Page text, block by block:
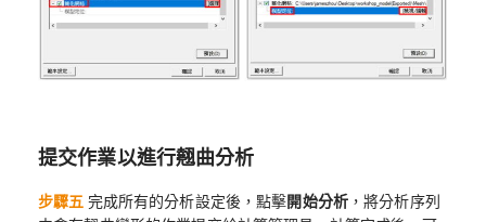
提交作業以進行翹曲分析
步驟五 完成所有的分析設定後，點擊開始分析，將分析序列